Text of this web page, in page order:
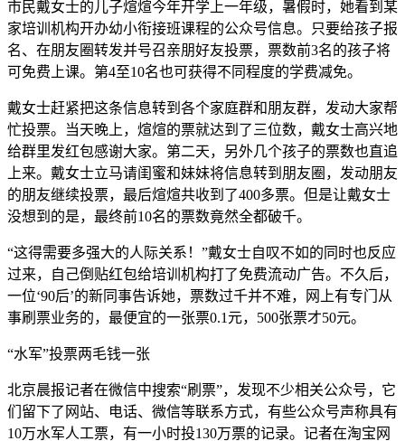
市民戴女士的儿子煊煊今年开学上一年级，暑假时，她看到某
家培训机构开办幼小衔接班课程的公众号信息。只要给孩子报
名、在朋友圈转发并号召亲朋好友投票，票数前3名的孩子将
可免费上课。第4至10名也可获得不同程度的学费减免。
戴女士赶紧把这条信息转到各个家庭群和朋友群，发动大家帮
忙投票。当天晚上，煊煊的票就达到了三位数，戴女士高兴地
给群里发红包感谢大家。第二天，另外几个孩子的票数也直追
上来。戴女士立马请闺蜜和妹妹将信息转到朋友圈，发动朋友
的朋友继续投票，最后煊煊共收到了400多票。但是让戴女士
没想到的是，最终前10名的票数竟然全都破千。
“这得需要多强大的人际关系！”戴女士自叹不如的同时也反应
过来，自己倒贴红包给培训机构打了免费流动广告。不久后，
一位‘90后’的新同事告诉她，票数过千并不难，网上有专门从
事刷票业务的，最便宜的一张票0.1元，500张票才50元。
“水军”投票两毛钱一张
北京晨报记者在微信中搜索“刷票”，发现不少相关公众号，它
们留下了网站、电话、微信等联系方式，有些公众号声称具有
10万水军人工票，有一小时投130万票的记录。记者在淘宝网